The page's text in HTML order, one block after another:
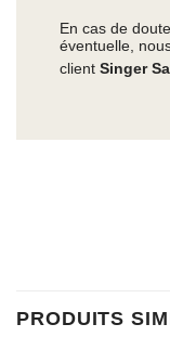
En cas de
éventuelle,
client Singer
PRODUITS